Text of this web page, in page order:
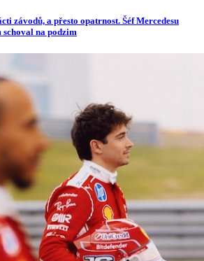
závodů, a přesto opatrnost. Šéf Mercedesu
na podzim